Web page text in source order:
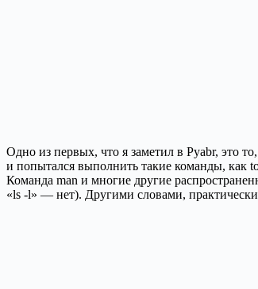
Одно из первых, что я заметил в Pyabr, это
и попытался выполнить такие команды, как
Команда man и многие другие
«ls -l» — нет). Другими словами,